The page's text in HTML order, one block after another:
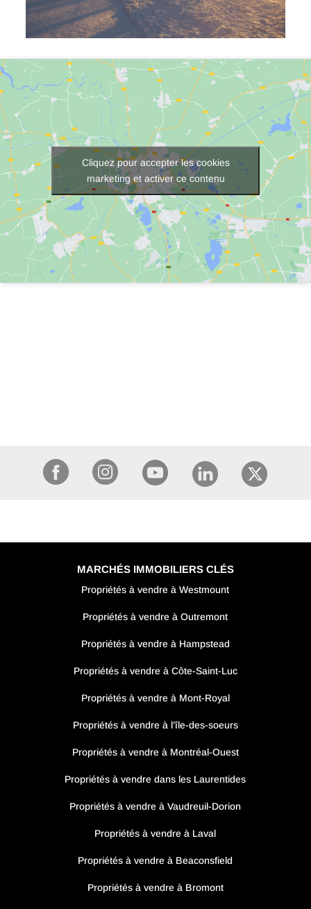
Cliquez pour accepter les cookies
marketing et activer ce contenu
MARCHÉS IMMOBILIERS CLÉS
Propriétés à vendre à Westmount
Propriétés à vendre à Outremont
Propriétés à vendre à Hampstead
Propriétés à vendre à Côte-Saint-Luc
Propriétés à vendre à Mont-Royal
Propriétés à vendre à l’île-des-soeurs
Propriétés à vendre à Montréal-Ouest
Propriétés à vendre dans les Laurentides
Propriétés à vendre à Vaudreuil-Dorion
Propriétés à vendre à Laval
Propriétés à vendre à Beaconsfield
Propriétés à vendre à Bromont